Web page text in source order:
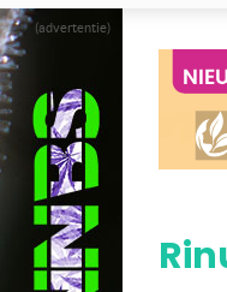
(advertentie)